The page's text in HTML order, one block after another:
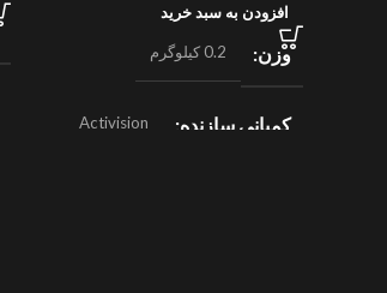
افزودن به سبد خرید
وزن 0.2 کیلوگرم
کمپانی سازنده
Activision